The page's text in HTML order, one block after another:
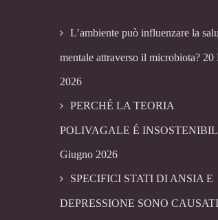
L’ambiente può influenzare la
mentale attraverso il microbiota? 20
2026
PERCHÉ LA TEORIA
POLIVAGALE É
Giugno 2026
SPECIFICI STATI DI ANSIA E
DEPRESSIONE SONO